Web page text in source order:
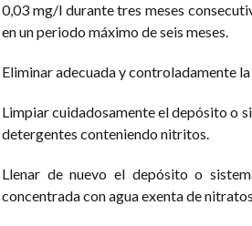
0,03 mg/l durante tres meses
en un periodo máximo de seis meses.
Eliminar adecuada y controladamente
Limpiar cuidadosamente el depósito o
detergentes conteniendo nitritos.
Llenar de nuevo el depósito o
concentrada con agua exenta de